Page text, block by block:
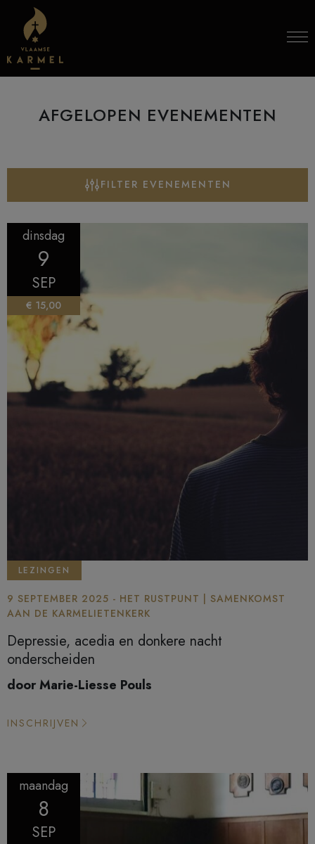
Skip to content
AFGELOPEN EVENEMENTEN
dinsdag
9
SEP
€ 15,00
LEZINGEN
9 SEPTEMBER 2025 - HET RUSTPUNT | SAMENKOMST
AAN DE KARMELIETENKERK
Depressie, acedia en donkere nacht
onderscheiden
door Marie-Liesse Pouls
INSCHRIJVEN
maandag
8
SEP
FILTER EVENEMENTEN